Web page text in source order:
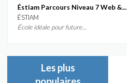
Éstiam Parcours Niveau 7 Web &...
ÉSTIAM
École idéale pour future...
Les plus